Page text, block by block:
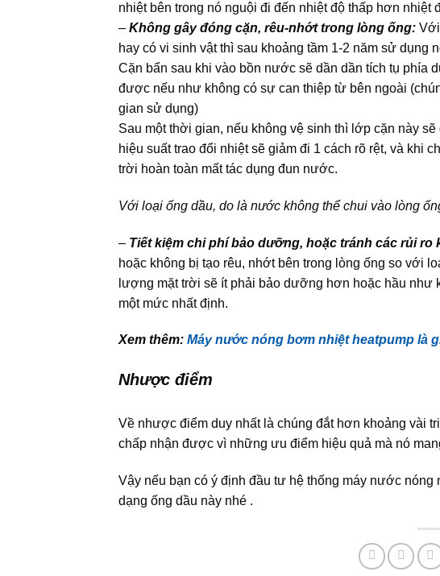
nhiệt bên trong nó nguội đi đến nhiệt độ thấp hơn nhiệt
– Không gây đóng cặn, rêu-nhớt trong lòng ống:
hay có vi sinh vật thì sau khoảng tầm 1-2 năm sử dụng
Cặn bẩn sau khi vào bồn nước sẽ dần dần tích tụ phía
được nếu như không có sự can thiệp từ bên ngoài
gian sử dụng)
Sau một thời gian, nếu không vệ sinh thì lớp cặn này
hiệu suất trao đổi nhiệt sẽ giảm đi 1 cách rõ rệt, và khi
trời hoàn toàn mất tác dụng đun nước.
Với loại ống dầu, do là nước không thể chui vào lòng
– Tiết kiệm chi phí bảo dưỡng, hoặc tránh các rủi ro
hoặc không bị tạo rêu, nhớt bên trong lòng ống so với
lượng mặt trời sẽ ít phải bảo dưỡng hơn hoặc hầu
một mức nhất định.
Xem thêm: Máy nước nóng bơm nhiệt heatpump là
Nhược điểm
Về nhược điểm duy nhất là chúng đắt hơn khoảng vài
chấp nhận được vì những ưu điểm hiệu quả mà nó
Vậy nếu bạn có ý định đầu tư hệ thống máy nước
dạng ống dầu này nhé .